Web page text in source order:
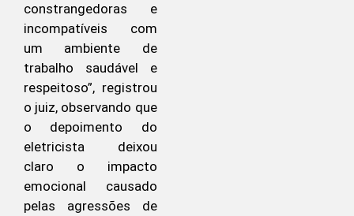
constrangedoras e
incompatíveis com
um ambiente de
trabalho saudável e
respeitoso”, registrou
o juiz, observando que
o depoimento do
eletricista deixou
claro o impacto
emocional causado
pelas agressões de